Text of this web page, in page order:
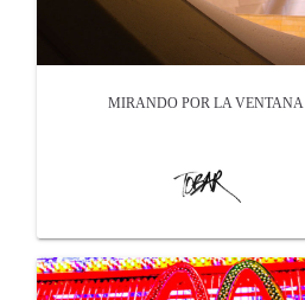
MIRANDO POR LA VENTANA